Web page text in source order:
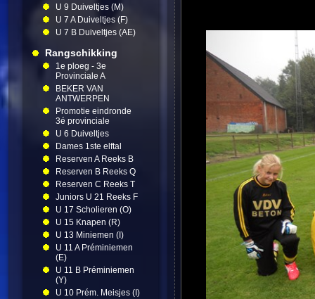
U 9 Duiveltjes (M)
U 7 A Duiveltjes (F)
U 7 B Duiveltjes (AE)
Rangschikking
1e ploeg - 3e
Provinciale A
BEKER VAN
ANTWERPEN
Promotie eindronde
3é provinciale
U 6 Duiveltjes
Dames 1ste elftal
Reserven A Reeks B
Reserven B Reeks Q
Reserven C Reeks T
Juniors U 21 Reeks F
U 17 Scholieren (O)
U 15 Knapen (R)
U 13 Miniemen (I)
U 11 A Préminiemen
(E)
U 11 B Préminiemen
(Y)
U 10 Prém. Meisjes (I)